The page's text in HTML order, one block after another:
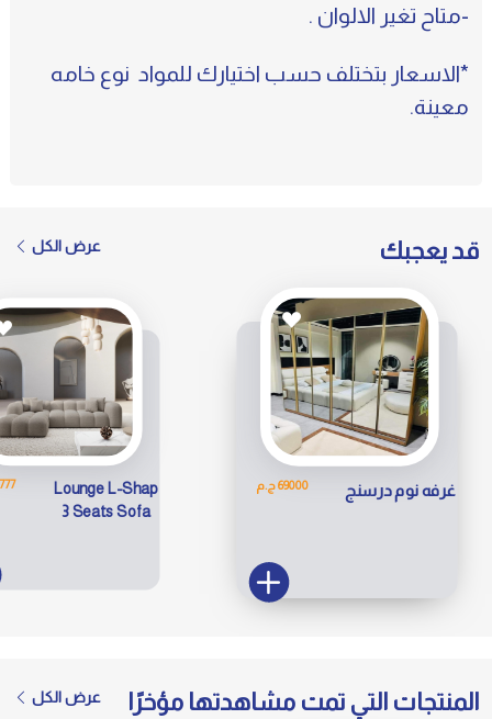
-متاح تغير الالوان .
*الاسعار بتختلف حسب اختيارك للمواد نوع خامه
معينة.
قد يعجبك عرض الكل
غرفه نوم درسنج 69000 ج.م Lounge L-Shap
3 Seats Sofa
المنتجات التي تمت مشاهدتها مؤخرًا عرض الكل